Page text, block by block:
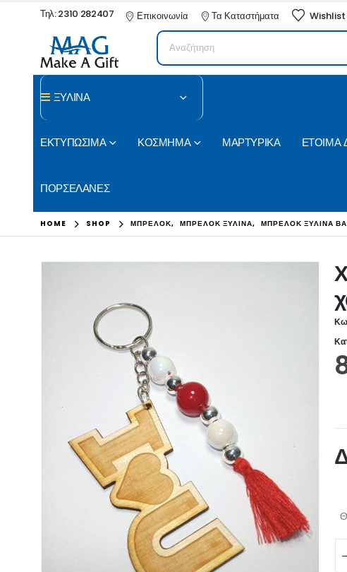
Τηλ: 2310 282407 Επικοινωνία Τα Καταστήματα Wishlist
ΞΥΛΙΝΑ
ΕΚΤΥΠΩΣΙΜΑ ΚΟΣΜΗΜΑ ΜΑΡΤΥΡΙΚΑ ΕΤΟΙΜΑ
ΠΟΡΣΕΛΑΝΕΣ
HOME SHOP ΜΠΡΕΛΟΚ, ΜΠΡΕΛΟΚ ΞΥΛΙΝΑ, ΜΠΡΕΛΟΚ ΞΥΛΙΝΑ